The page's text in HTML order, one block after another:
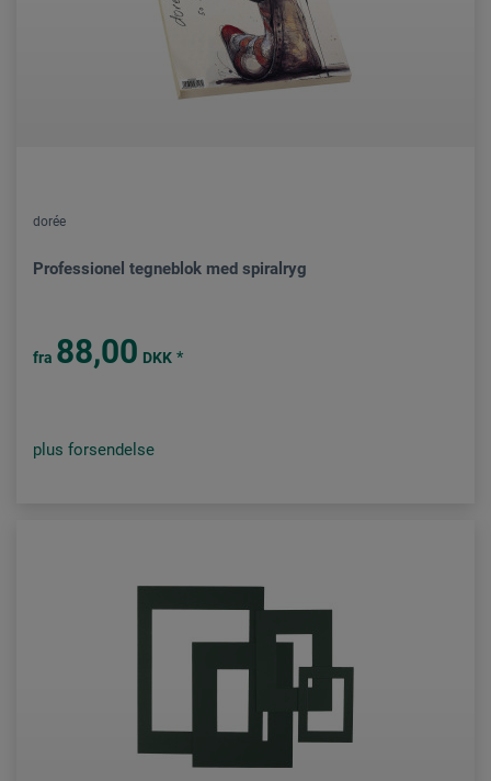
dorée
Professionel tegneblok med spiralryg
fra 88,00 DKK *
plus forsendelse